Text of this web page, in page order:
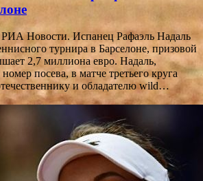
Новости. Испанец Рафаэль Надаль
турнира в Барселоне, призовой
2,7 миллиона евро. Надаль,
посева, в матче третьего круга
и обладателю wild…